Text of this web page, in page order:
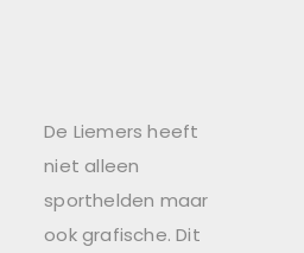
De Liemers heeft
niet alleen
sporthelden maar
ook grafische. Dit